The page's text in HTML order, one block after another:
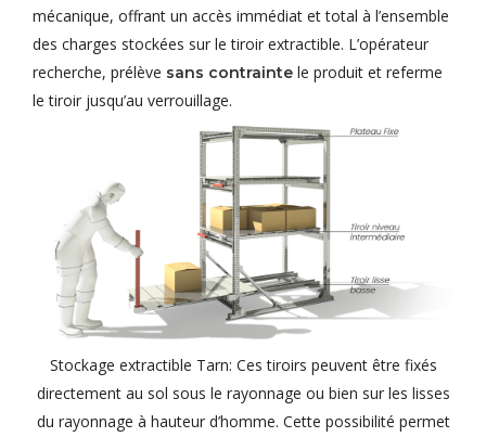
mécanique, offrant un accès immédiat et total à l’ensemble
des charges stockées sur le tiroir extractible. L’opérateur
recherche, prélève sans contrainte le produit et referme
le tiroir jusqu’au verrouillage.
Stockage extractible Tarn: Ces tiroirs peuvent être fixés
directement au sol sous le rayonnage ou bien sur les lisses
du rayonnage à hauteur d’homme. Cette possibilité permet